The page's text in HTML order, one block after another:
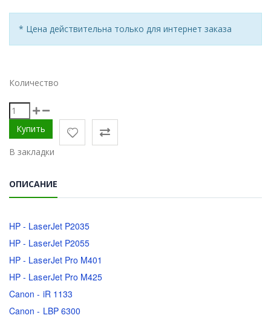
* Цена действительна только для интернет заказа
Количество
В закладки
ОПИСАНИЕ
HP - LaserJet P2035
HP - LaserJet P2055
HP - LaserJet Pro M401
HP - LaserJet Pro M425
Canon - iR 1133
Canon - LBP 6300